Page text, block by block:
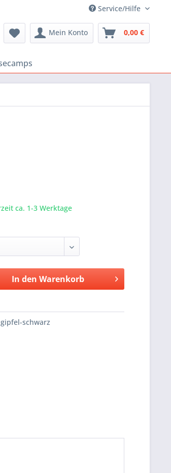
Service/Hilfe
Mein Konto 0,00 €
ca. 1-3 Werktage
In den Warenkorb
schwarz